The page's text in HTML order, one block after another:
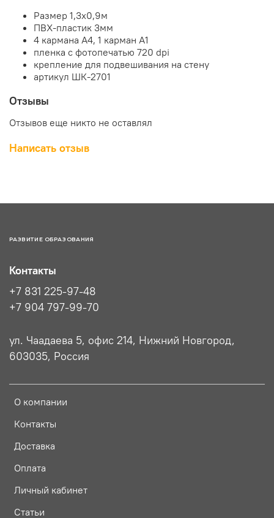
Размер 1,3х0,9м
ПВХ-пластик 3мм
4 кармана А4, 1 карман А1
пленка с фотопечатью 720 dpi
крепление для подвешивания на стену
артикул ШК-2701
Отзывы
Отзывов еще никто не оставлял
Написать отзыв
РАЗВИТИЕ ОБРАЗОВАНИЯ
О компании
Контакты
Доставка
Оплата
Личный кабинет
Статьи
Контакты
+7 831 225-97-48
+7 904 797-99-70
ул. Чаадаева 5, офис 214, Нижний Новгород,
603035, Россия